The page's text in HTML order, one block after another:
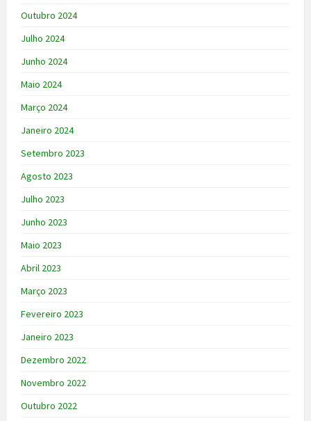
Outubro 2024
Julho 2024
Junho 2024
Maio 2024
Março 2024
Janeiro 2024
Setembro 2023
Agosto 2023
Julho 2023
Junho 2023
Maio 2023
Abril 2023
Março 2023
Fevereiro 2023
Janeiro 2023
Dezembro 2022
Novembro 2022
Outubro 2022